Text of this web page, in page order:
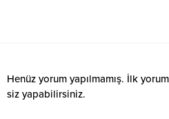
Henüz yorum yapılmamış. İlk
siz yapabilirsiniz.